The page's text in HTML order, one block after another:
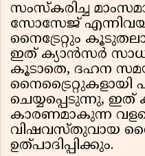
സംസ്‌കരിച്ച
സോസേജ്
നൈട്രേറ്റും
ഇത് ക്യാന്‍സര്‍
കൂടാതെ, ദഹന
നൈട്രൈറ്റുകളായി
ചെയ്യപ്പെടുന്നു, ഇത്
കാരണമാകുന്ന
വിഷവസ്തുവായ
ഉത്പാദിപ്പിക്കും.